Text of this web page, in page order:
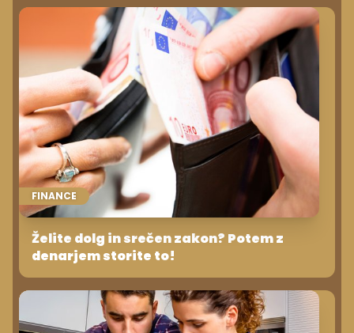
FINANCE
Želite dolg in srečen zakon? Potem z
denarjem storite to!